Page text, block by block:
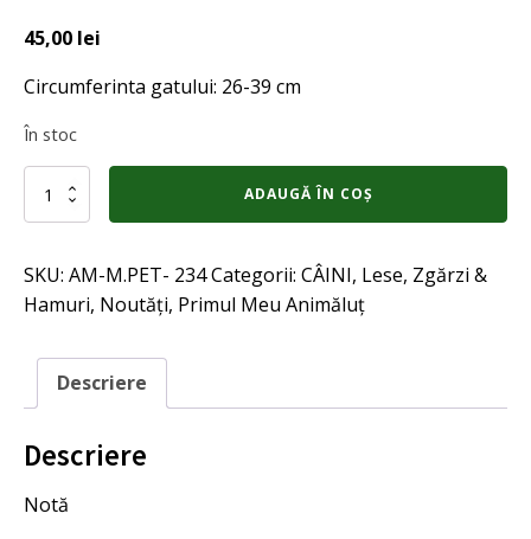
45,00 lei
Circumferinta gatului: 26-39 cm
În stoc
Cantitate
ZGARDA
ALBASTRU,
L
ADAUGĂ ÎN COȘ
SKU: AM-M.PET- 234Categorii: CÂINI, Lese, Zgărzi &
Hamuri, Noutăți, Primul Meu Animăluț
Descriere
Descriere
Notă